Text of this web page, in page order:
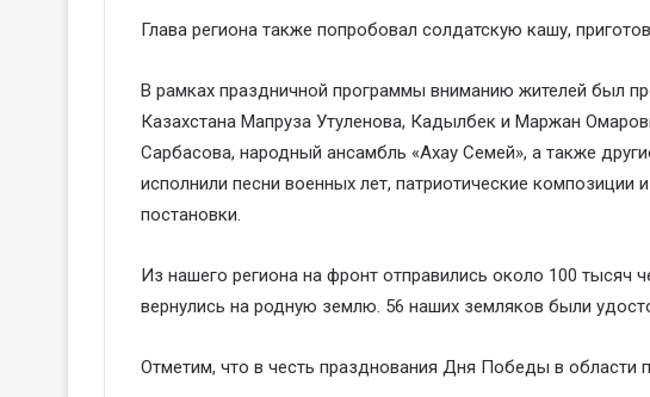
Глава региона также попробовал солдатскую кашу,
В рамках праздничной программы вниманию жителей был
Казахстана Мапруза Утуленова, Кадылбек и Маржан
Сарбасова, народный ансамбль «Ахау Семей», а также
исполнили песни военных лет, патриотические композиции
постановки.
Из нашего региона на фронт отправились около 100 тысяч
вернулись на родную землю. 56 наших земляков были
Отметим, что в честь празднования Дня Победы в области